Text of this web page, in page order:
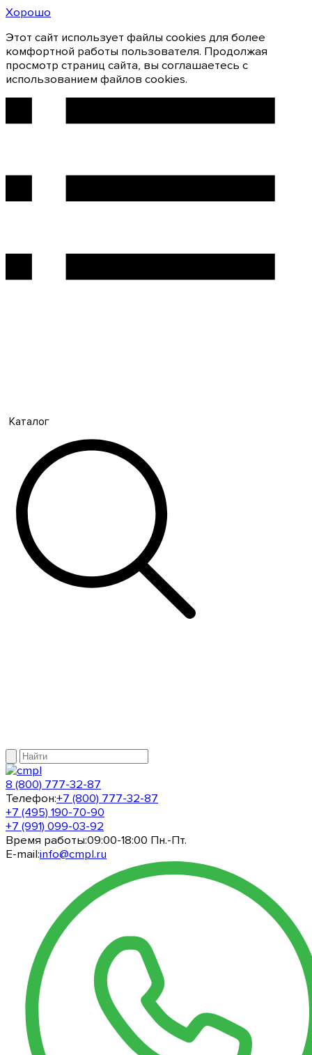
Хорошо
Этот сайт использует файлы cookies для более
комфортной работы пользователя. Продолжая
просмотр страниц сайта, вы соглашаетесь с
использованием файлов cookies.
Каталог
8 (800) 777-32-87
Телефон:+7 (800) 777-32-87
+7 (495) 190-70-90
+7 (991) 099-03-92
Время работы:09:00-18:00 Пн.-Пт.
E-mail:info@cmpl.ru